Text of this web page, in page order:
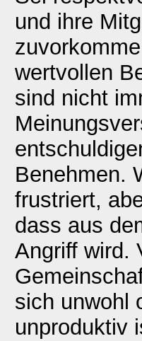
und ihre
wertvollen
sind nicht
Benehmen.
frustriert,
dass aus
Angriff wird.
sich unwohl
unproduktiv